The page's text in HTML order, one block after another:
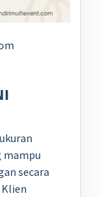
mampu
secara